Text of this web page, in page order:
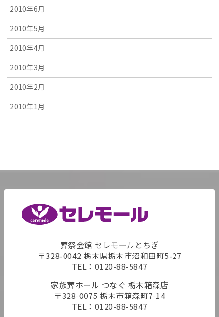
2010年6月
2010年5月
2010年4月
2010年3月
2010年2月
2010年1月
葬祭会館 セレモールとちぎ
〒328-0042 栃木県栃木市沼和田町5-27
TEL： 0120-88-5847
家族葬ホール つなぐ 栃木箱森店
〒328-0075 栃木市箱森町7-14
TEL： 0120-88-5847